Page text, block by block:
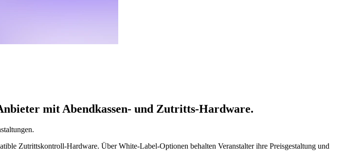
mit Abendkassen- und Zutritts-Hardware.
Zutrittskontroll-Hardware. Über White-Label-Optionen behalten Veranstalter ihre Preisgestaltung und